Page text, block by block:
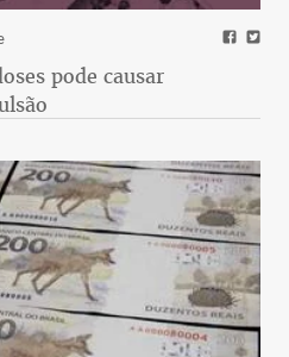
pode causar